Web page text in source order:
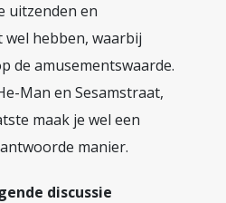
uitzenden en
wel hebben, waarbij
de amusementswaarde.
Man en Sesamstraat,
maak je wel een
manier.
discussie